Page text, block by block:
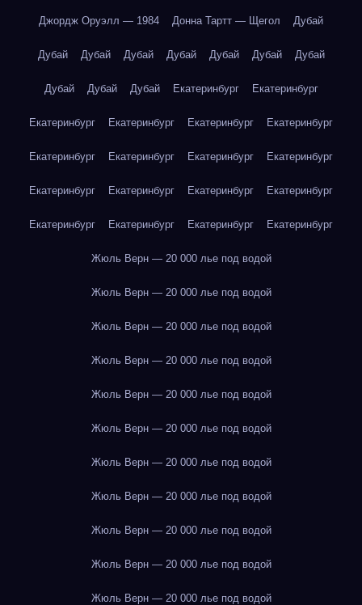
Джордж Оруэлл — 1984 Донна Тартт — Щегол Дубай
Дубай Дубай Дубай Дубай Дубай Дубай Дубай
Дубай Дубай Дубай Екатеринбург Екатеринбург
Екатеринбург Екатеринбург Екатеринбург Екатеринбург
Екатеринбург Екатеринбург Екатеринбург Екатеринбург
Екатеринбург Екатеринбург Екатеринбург Екатеринбург
Екатеринбург Екатеринбург Екатеринбург Екатеринбург
Жюль Верн — 20 000 лье под водой
Жюль Верн — 20 000 лье под водой
Жюль Верн — 20 000 лье под водой
Жюль Верн — 20 000 лье под водой
Жюль Верн — 20 000 лье под водой
Жюль Верн — 20 000 лье под водой
Жюль Верн — 20 000 лье под водой
Жюль Верн — 20 000 лье под водой
Жюль Верн — 20 000 лье под водой
Жюль Верн — 20 000 лье под водой
Жюль Верн — 20 000 лье под водой